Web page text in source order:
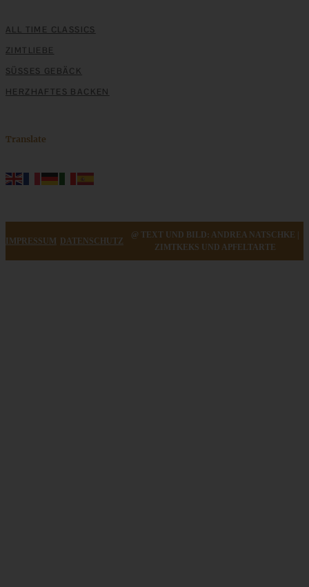
ALL TIME CLASSICS
ZIMTLIEBE
SÜSSES GEBÄCK
HERZHAFTES BACKEN
Translate
IMPRESSUM DATENSCHUTZ
@ TEXT UND BILD: ANDREA NATSCHKE |
ZIMTKEKS UND APFELTARTE